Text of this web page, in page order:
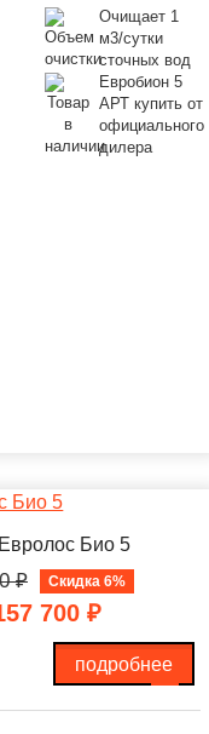
Очищает 1
м3/сутки
сточных вод
Евробион 5
АРТ купить от
официального
дилера
Био 5
₽ Скидка 6%
700₽
подробнее